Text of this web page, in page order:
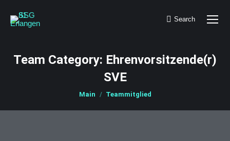
Search:
Search
Team Category: Ehrenvorsitzende(r)
SVE
You are here:
Main Teammitglied